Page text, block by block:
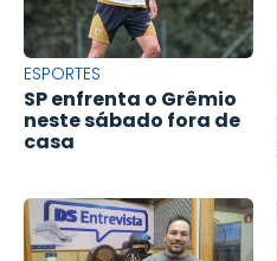
ESPORTES
SP enfrenta o Grêmio
neste sábado fora de
casa